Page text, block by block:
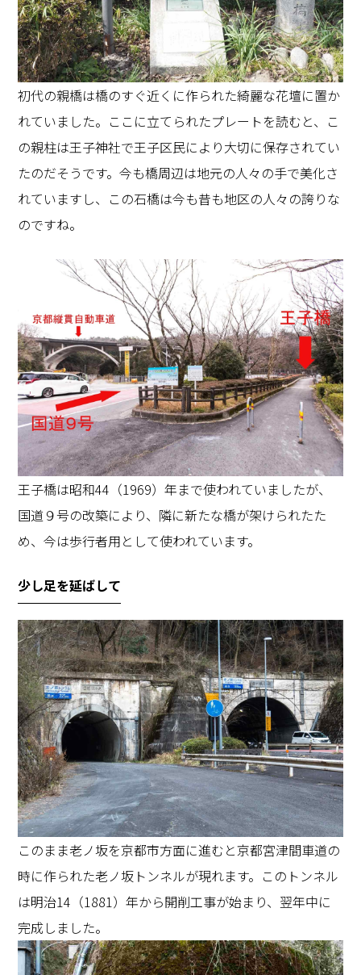
初代の親橋は橋のすぐ近くに作られた綺麗な花壇に置か
れていました。ここに立てられたプレートを読むと、こ
の親柱は王子神社で王子区民により大切に保存されてい
たのだそうです。今も橋周辺は地元の人々の手で美化さ
れていますし、この石橋は今も昔も地区の人々の誇りな
のですね。
王子橋は昭和44（1969）年まで使われていましたが、
国道９号の改築により、隣に新たな橋が架けられたた
め、今は歩行者用として使われています。
少し足を延ばして
このまま老ノ坂を京都市方面に進むと京都宮津間車道の
時に作られた老ノ坂トンネルが現れます。このトンネル
は明治14（1881）年から開削工事が始まり、翌年中に
完成しました。